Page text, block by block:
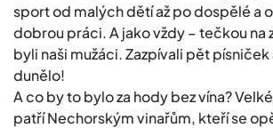
sport od malých dětí až po dospělé a
dobrou práci. A jako vždy – tečkou na
byli naši mužáci. Zazpívali pět písniček
dunělo!
A co by to bylo za hody bez vína?
patří Nechorským vinařům, kteří se